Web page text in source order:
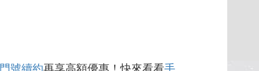
門號續約再享高額優惠！快來看看手